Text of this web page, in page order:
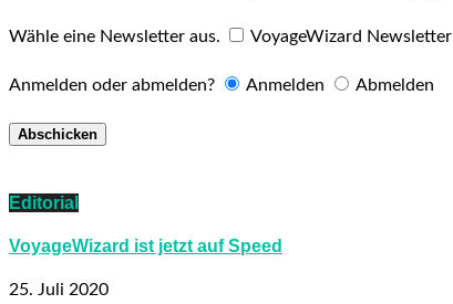
Wähle eine Newsletter aus. VoyageWizard Newsletter
Anmelden oder abmelden? Anmelden Abmelden
Editorial
VoyageWizard ist jetzt auf Speed
25. Juli 2020